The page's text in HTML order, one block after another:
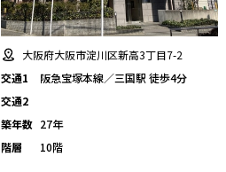
大阪府大阪市淀川区新高3丁目7-2
交通1
阪急宝塚本線／三国駅 徒歩4分
交通2
築年数 27年
階層
10階